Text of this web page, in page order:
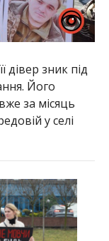
дівер зник під
Його
за місяць
у селі